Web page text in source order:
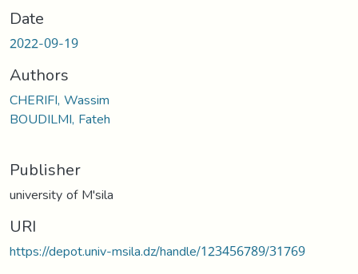
Date
2022-09-19
Authors
CHERIFI, Wassim
BOUDILMI, Fateh
Publisher
university of M'sila
URI
https://depot.univ-msila.dz/handle/123456789/31769